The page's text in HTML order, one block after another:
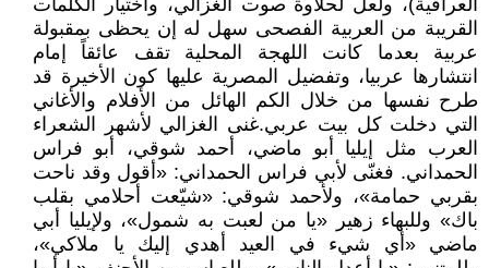
العراقية)، ولعل لحلاوة صوت الغزالي، واختيار الكلمات
القريبة من العربية الفصحى سهل له إن يحظى بمقبولة
عربية بعدما كانت اللهجة المحلية تقف عائقاً إمام
انتشارها عربيا، وتفضيل المصرية عليها كون الأخيرة قد
طرح نفسها من خلال الكم الهائل من الأفلام والأغاني
التي دخلت كل بيت عربي.غنى الغزالي لأشهر الشعراء
العرب مثل إيليا أبو ماضي، أحمد شوقي، أبو فراس
الحمداني. فغنّى لأبي فراس الحمداني: «أقول وقد ناحت
بقربي حمامة»، ولأحمد شوقي: «شيّعت أحلامي بقلب
باك» وللبهاء زهير «يا من لعبت به شمول»، ولإيليا أبي
ماضي «أي شيء في العيد أهدي إليك يا ملاكي»،